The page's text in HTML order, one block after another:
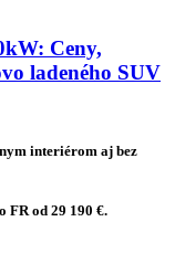
Ceny,
ladeného SUV
interiérom aj bez
FR od 29 190 €.